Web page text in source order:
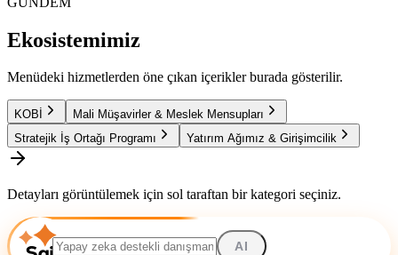
Ekosistemimiz
Menüdeki hizmetlerden öne çıkan içerikler burada gösterilir.
KOBİ
Mali Müşavirler & Meslek Mensupları
Stratejik İş Ortağı Programı
Yatırım Ağımız & Girişimcilik
Detayları görüntülemek için sol taraftan bir kategori seçiniz.
AI